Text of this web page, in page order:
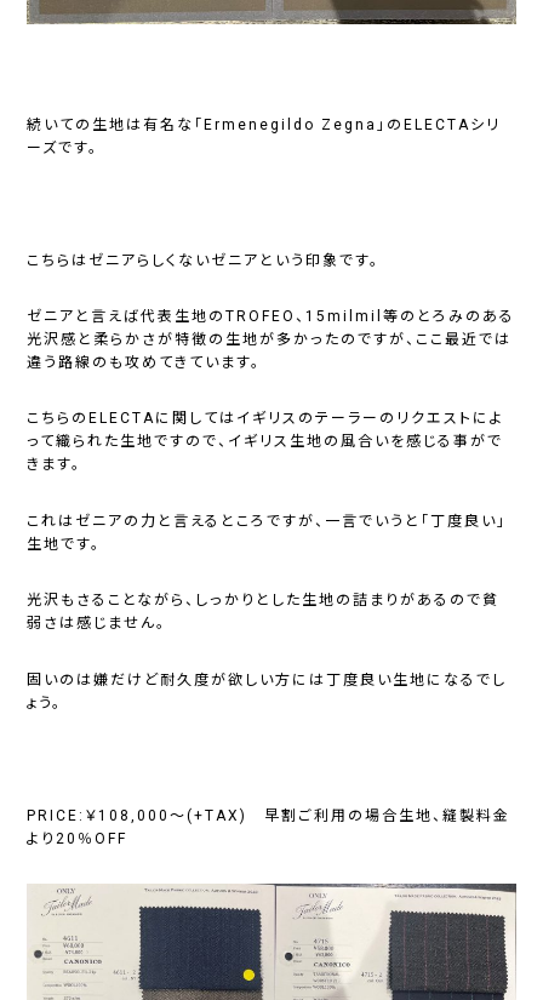
続いての生地は有名な「Ermenegildo Zegna」のELECTAシリ
ーズです。
こちらはゼニアらしくないゼニアという印象です。
ゼニアと言えば代表生地のTROFEO、15milmil等のとろみのある
光沢感と柔らかさが特徴の生地が多かったのですが、ここ最近では
違う路線のも攻めてきています。
こちらのELECTAに関してはイギリスのテーラーのリクエストによ
って織られた生地ですので、イギリス生地の風合いを感じる事がで
きます。
これはゼニアの力と言えるところですが、一言でいうと「丁度良い」
生地です。
光沢もさることながら、しっかりとした生地の詰まりがあるので貧
弱さは感じません。
固いのは嫌だけど耐久度が欲しい方には丁度良い生地になるでし
ょう。
PRICE:￥108,000～(+TAX) 早割ご利用の場合生地、縫製料金
より20％OFF